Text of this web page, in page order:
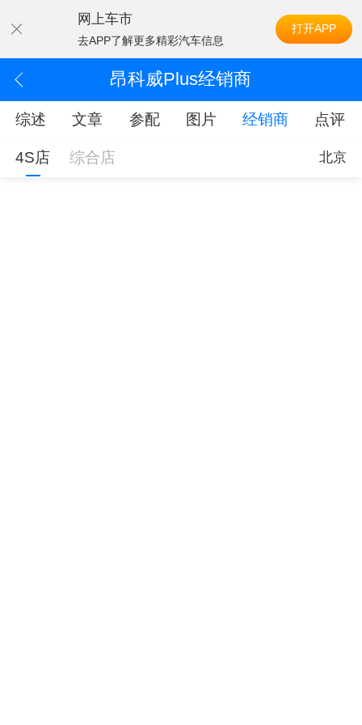
网上车市
去APP了解更多精彩汽车信息
打开APP
昂科威Plus经销商
综述 文章 参配 图片 经销商 点评
4S店 综合店 北京